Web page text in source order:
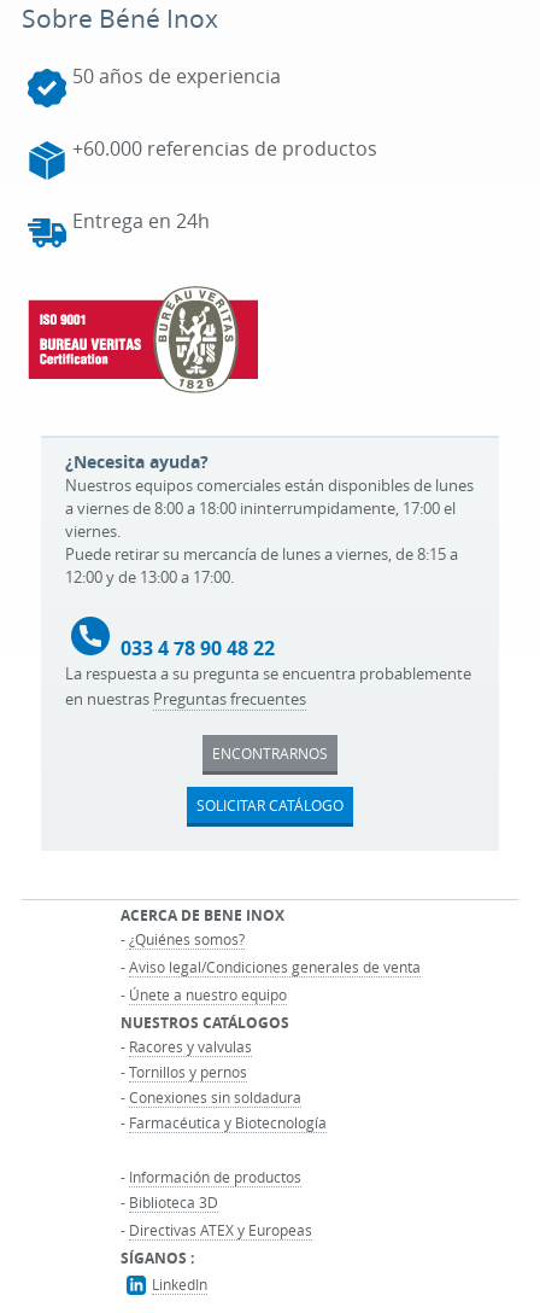
Sobre Béné Inox
50 años de experiencia
+60.000 referencias de productos
Entrega en 24h
¿Necesita ayuda?
Nuestros equipos comerciales están disponibles de lunes
a viernes de 8:00 a 18:00 ininterrumpidamente, 17:00 el
viernes.
Puede retirar su mercancía de lunes a viernes, de 8:15 a
12:00 y de 13:00 a 17:00.
033 4 78 90 48 22
La respuesta a su pregunta se encuentra probablemente
en nuestras Preguntas frecuentes
ENCONTRARNOS
SOLICITAR CATÁLOGO
ACERCA DE BENE INOX
-¿Quiénes somos?
-Aviso legal/Condiciones generales de venta
- Únete a nuestro equipo
NUESTROS CATÁLOGOS
- Racores y valvulas
-Tornillos y pernos
-Conexiones sin soldadura
- Farmacéutica y Biotecnología
- Información de productos
- Biblioteca 3D
- Directivas ATEX y Europeas
SÍGANOS :
LinkedIn